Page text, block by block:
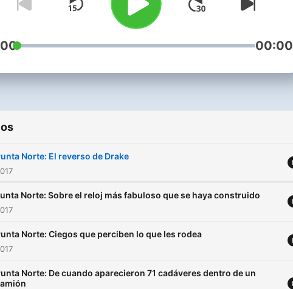
00:00
Norte: El reverso de Drake
Norte: Sobre el reloj más fabuloso que se haya construido
Norte: Ciegos que perciben lo que les rodea
Norte: De cuando aparecieron 71 cadáveres dentro de un